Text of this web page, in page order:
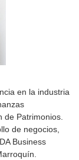
en la industria
de Patrimonios.
de negocios,
Business